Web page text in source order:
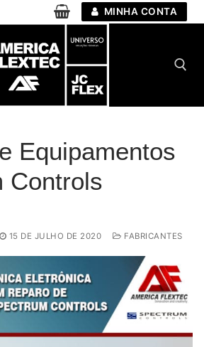
MINHA CONTA
Equipamentos
Controls
15 DE JULHO DE 2020 FABRICANTES